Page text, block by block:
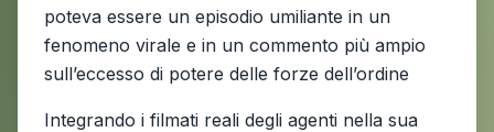
poteva essere un episodio umiliante in un
fenomeno virale e in un commento più ampio
sull’eccesso di potere delle forze dell’ordine
Integrando i filmati reali degli agenti nella sua